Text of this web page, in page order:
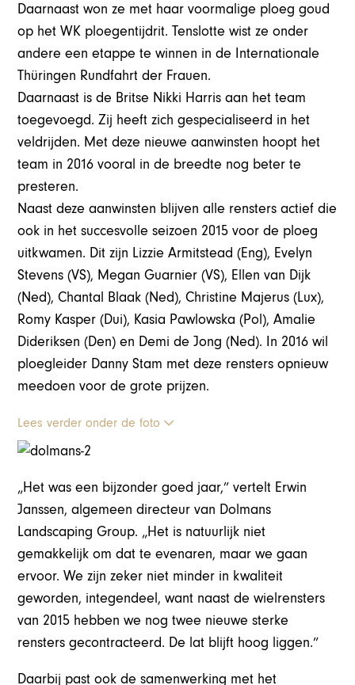
Daarnaast won ze met haar voormalige ploeg goud
op het WK ploegentijdrit. Tenslotte wist ze onder
andere een etappe te winnen in de Internationale
Thüringen Rundfahrt der Frauen.
Daarnaast is de Britse Nikki Harris aan het team
toegevoegd. Zij heeft zich gespecialiseerd in het
veldrijden. Met deze nieuwe aanwinsten hoopt het
team in 2016 vooral in de breedte nog beter te
presteren.
Naast deze aanwinsten blijven alle rensters actief die
ook in het succesvolle seizoen 2015 voor de ploeg
uitkwamen. Dit zijn Lizzie Armitstead (Eng), Evelyn
Stevens (VS), Megan Guarnier (VS), Ellen van Dijk
(Ned), Chantal Blaak (Ned), Christine Majerus (Lux),
Romy Kasper (Dui), Kasia Pawlowska (Pol), Amalie
Dideriksen (Den) en Demi de Jong (Ned). In 2016 wil
ploegleider Danny Stam met deze rensters opnieuw
meedoen voor de grote prijzen.
Lees verder onder de foto
„Het was een bijzonder goed jaar,” vertelt Erwin
Janssen, algemeen directeur van Dolmans
Landscaping Group. „Het is natuurlijk niet
gemakkelijk om dat te evenaren, maar we gaan
ervoor. We zijn zeker niet minder in kwaliteit
geworden, integendeel, want naast de wielrensters
van 2015 hebben we nog twee nieuwe sterke
rensters gecontracteerd. De lat blijft hoog liggen.”
Daarbij past ook de samenwerking met het